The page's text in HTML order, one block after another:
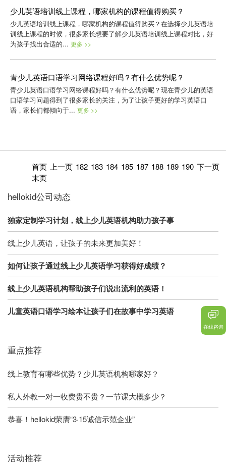
少儿英语培训线上课程，哪家机构的课程值得购买？
少儿英语培训线上课程，哪家机构的课程值得购买？在选择少儿英语培
训线上课程的时候，很多家长想要了解少儿英语培训线上课程对比，好
为孩子找出合适的... 更多 >>
青少儿英语口语学习网络课程好吗？有什么优势呢？
青少儿英语口语学习网络课程好吗？有什么优势呢？现在青少儿的英语
口语学习问题得到了很多家长的关注，为了让孩子更好的学习英语口
语，家长们都倾向于... 更多 >>
首页 上一页 182 183 184 185 187 188 189 190 下一页
末页
hellokid公司动态
独家定制学习计划，线上少儿英语机构助力孩子事
线上少儿英语，让孩子的未来更加美好！
如何让孩子通过线上少儿英语学习获得好成绩？
线上少儿英语机构帮助孩子们说出流利的英语！
儿童英语口语学习绘本让孩子们在故事中学习英语
重点推荐
线上教育有哪些优势？少儿英语机构哪家好？
私人外教一对一收费贵不贵？一节课大概多少？
恭喜！hellokid荣膺“3·15诚信示范企业”
活动推荐
在线咨询